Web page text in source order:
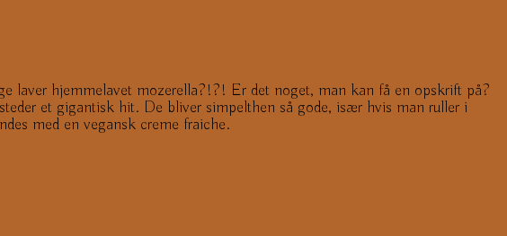
laver hjemmelavet mozerella?!?! Er det noget, man kan få en opskrift på?
et gigantisk hit. De bliver simpelthen så gode, især hvis man ruller i
med en vegansk creme fraiche.